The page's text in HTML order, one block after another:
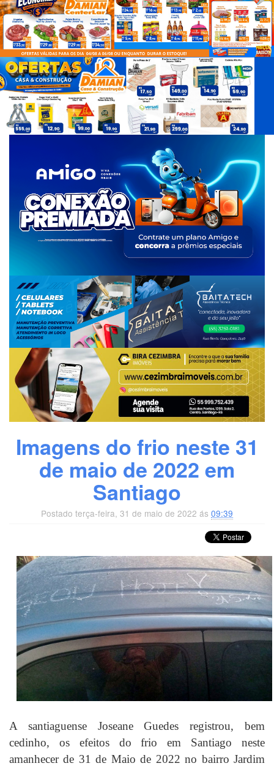
d
e
a
g
s
Imagens do frio neste 31
de maio de 2022 em
Santiago
Postado terça-feira, 31 de maio de 2022 ás 09:39
A santiaguense Joseane Guedes registrou, bem
cedinho, os efeitos do frio em Santiago neste
amanhecer de 31 de Maio de 2022 no bairro Jardim